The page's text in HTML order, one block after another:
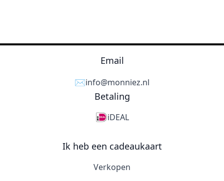
Email
✉️info@monniez.nl
Betaling
iDEAL
Ik heb een cadeaukaart
Verkopen